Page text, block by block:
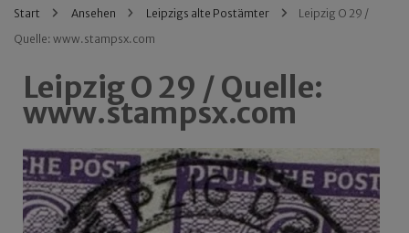
Start Ansehen Leipzigs alte Postämter
Leipzig O 29 /
Quelle: www.stampsx.com
Leipzig O 29 / Quelle:
www.stampsx.com